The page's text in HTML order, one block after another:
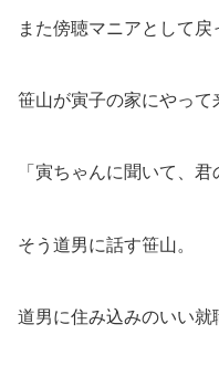
また傍聴マニアとして戻
笹山が寅子の家にやって
「寅ちゃんに聞いて、
そう道男に話す笹山。
道男に住み込みのいい就